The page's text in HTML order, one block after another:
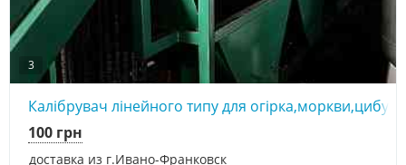
3
Калібрувач лінейного типу для
доставка из г.Ивано-Франковск
100 грн